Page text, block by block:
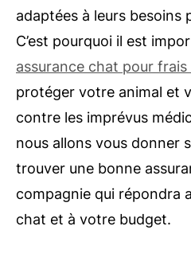
adaptées à leurs besoins
C’est pourquoi il est
assurance chat pour frais
protéger votre animal et
contre les imprévus
nous allons vous donner
trouver une bonne
compagnie qui répondra
chat et à votre budget.